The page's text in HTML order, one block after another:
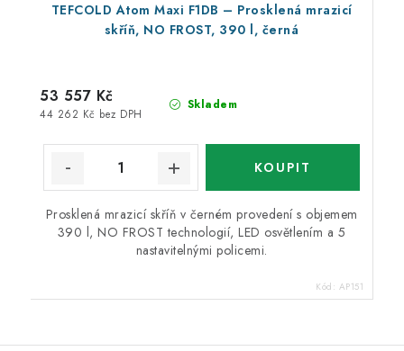
TEFCOLD Atom Maxi F1DB – Prosklená mrazicí
skříň, NO FROST, 390 l, černá
Skladem
44 262 Kč bez DPH
53 557 Kč
Prosklená mrazicí skříň v černém provedení s objemem
390 l, NO FROST technologií, LED osvětlením a 5
nastavitelnými policemi.
Kód: AP151